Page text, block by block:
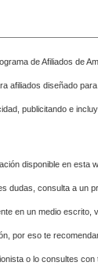
de Afiliados de
afiliados diseñado
publicitando e
disponible en esta
dudas, consulta a un
en un medio escrito,
por eso te
o lo consultes